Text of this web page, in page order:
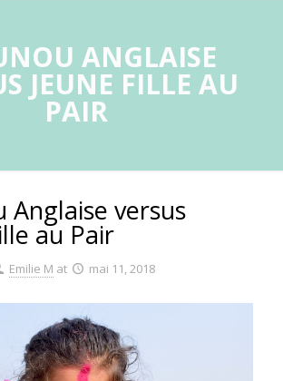
ANGLAISE
JEUNE FILLE AU
PAIR
Anglaise versus
au Pair
Emilie M at mai 11, 2018